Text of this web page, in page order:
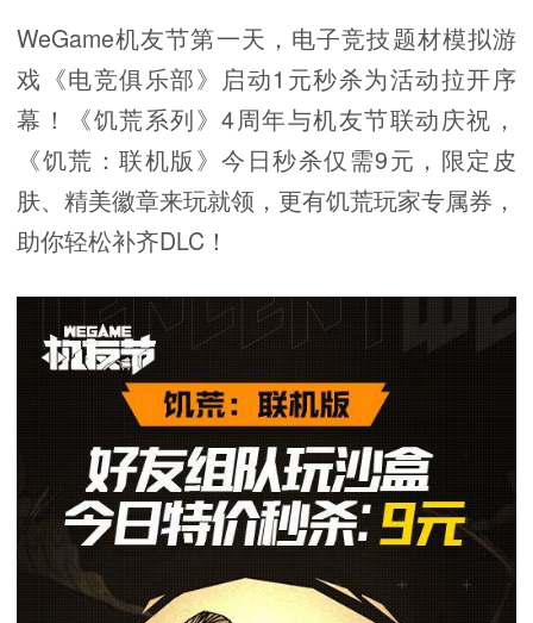
WeGame机友节第一天，电子竞技题材模拟游
戏《电竞俱乐部》启动1元秒杀为活动拉开序
幕！《饥荒系列》4周年与机友节联动庆祝，
《饥荒：联机版》今日秒杀仅需9元，限定皮
肤、精美徽章来玩就领，更有饥荒玩家专属券，
助你轻松补齐DLC！ ​​​​